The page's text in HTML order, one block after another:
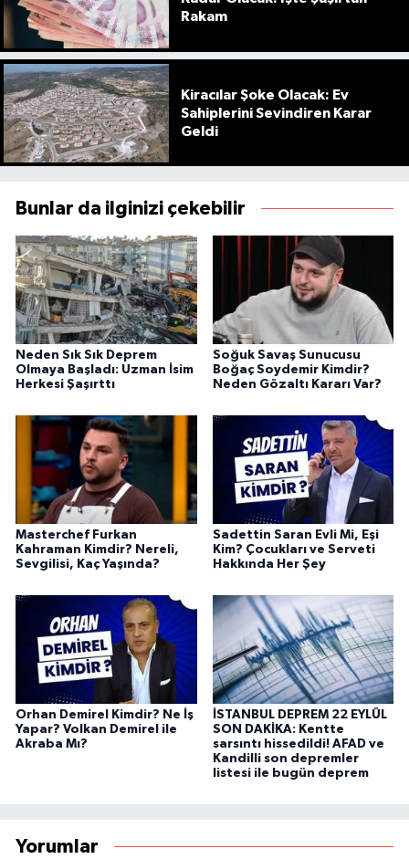
Rakam
Kiracılar Şoke Olacak: Ev
Sahiplerini Sevindiren Karar
Geldi
Bunlar da ilginizi çekebilir
Neden Sık Sık Deprem
Olmaya Başladı: Uzman İsim
Herkesi Şaşırttı
Soğuk Savaş Sunucusu
Boğaç Soydemir Kimdir?
Neden Gözaltı Kararı Var?
Masterchef Furkan
Kahraman Kimdir? Nereli,
Sevgilisi, Kaç Yaşında?
Sadettin Saran Evli Mi, Eşi
Kim? Çocukları ve Serveti
Hakkında Her Şey
Orhan Demirel Kimdir? Ne İş
Yapar? Volkan Demirel ile
Akraba Mı?
İSTANBUL DEPREM 22 EYLÜL
SON DAKİKA: Kentte
sarsıntı hissedildi! AFAD ve
Kandilli son depremler
listesi ile bugün deprem
Yorumlar